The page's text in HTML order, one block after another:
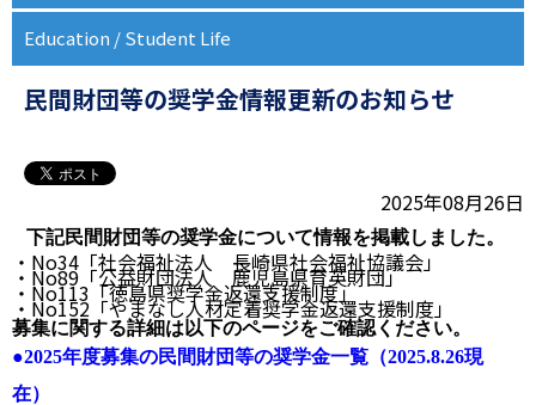
Education / Student Life
民間財団等の奨学金情報更新のお知らせ
2025年08月26日
下記民間財団等の奨学金について情報を掲載しました。
・No34「社会福祉法人 長崎県社会福祉協議会」
・No89「公益財団法人 鹿児島県育英財団」
・No113「徳島県奨学金返還支援制度」
・No152「やまなし人材定着奨学金返還支援制度」
募集に関する詳細は以下のページをご確認ください。
●2025年度募集の民間財団等の奨学金一覧（2025.8.26現
在）